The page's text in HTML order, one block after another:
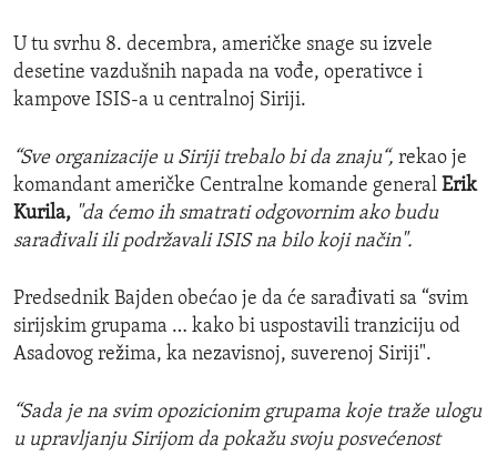
U tu svrhu 8. decembra, američke snage su izvele
desetine vazdušnih napada na vođe, operativce i
kampove ISIS-a u centralnoj Siriji.
“Sve organizacije u Siriji trebalo bi da znaju“, rekao je
komandant američke Centralne komande general Erik
Kurila, "da ćemo ih smatrati odgovornim ako budu
sarađivali ili podržavali ISIS na bilo koji način".
Predsednik Bajden obećao je da će sarađivati sa “svim
sirijskim grupama … kako bi uspostavili tranziciju od
Asadovog režima, ka nezavisnoj, suverenoj Siriji".
“Sada je na svim opozicionim grupama koje traže ulogu
u upravljanju Sirijom da pokažu svoju posvećenost